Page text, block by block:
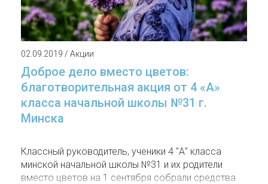
02.09.2019 / Акции
Доброе дело вместо цветов:
благотворительная акция от 4 «А»
класса начальной школы №31 г.
Минска
Классный руководитель, ученики 4 "А" класса
минской начальной школы №31 и их родители
вместо цветов на 1 сентября собрали средства